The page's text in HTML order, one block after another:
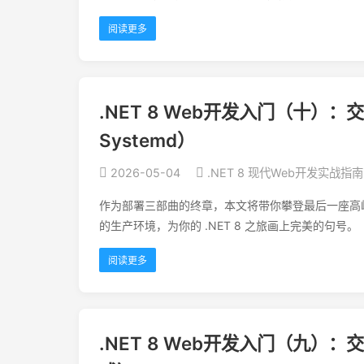
阅读更多
.NET 8 Web开发入门（十）
Systemd）
2026-05-04 .NET 8 现代Web开发实战指南
作为部署三部曲的终章，本文将带你攀登最后一
的生产环境，为你的 .NET 8 之旅画上完美的句号。
阅读更多
.NET 8 Web开发入门（九）：